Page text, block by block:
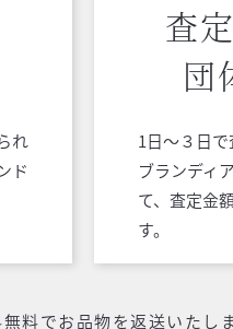
れ
ド
査
団
1日〜３日で
ブランディ
て、査定金
す。
料でお品物を返送いたしま